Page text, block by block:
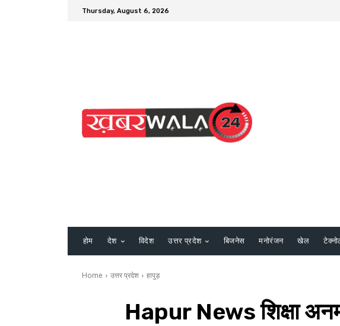
Thursday, August 6, 2026
होम देश विदेश उत्तर प्रदेश बिजनेस मनोरंजन खेल
Home उत्तर प्रदेश हापुड़
Hapur News शिक्षा